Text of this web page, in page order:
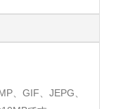
、GIF、JEPG、